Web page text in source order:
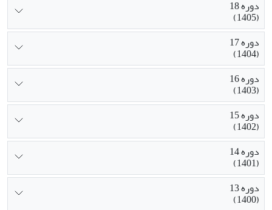
دوره 18
(1405)
دوره 17
(1404)
دوره 16
(1403)
دوره 15
(1402)
دوره 14
(1401)
دوره 13
(1400)